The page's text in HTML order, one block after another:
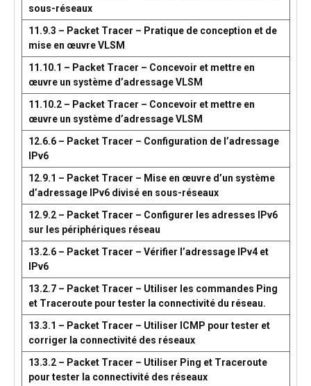
sous-réseaux
11.9.3 – Packet Tracer – Pratique de conception et de
mise en œuvre VLSM
11.10.1 – Packet Tracer – Concevoir et mettre en
œuvre un système d’adressage VLSM
11.10.2 – Packet Tracer – Concevoir et mettre en
œuvre un système d’adressage VLSM
12.6.6 – Packet Tracer – Configuration de l’adressage
IPv6
12.9.1 – Packet Tracer – Mise en œuvre d’un système
d’adressage IPv6 divisé en sous-réseaux
12.9.2 – Packet Tracer – Configurer les adresses IPv6
sur les périphériques réseau
13.2.6 – Packet Tracer – Vérifier l’adressage IPv4 et
IPv6
13.2.7 – Packet Tracer – Utiliser les commandes Ping
et Traceroute pour tester la connectivité du réseau.
13.3.1 – Packet Tracer – Utiliser ICMP pour tester et
corriger la connectivité des réseaux
13.3.2 – Packet Tracer – Utiliser Ping et Traceroute
pour tester la connectivité des réseaux